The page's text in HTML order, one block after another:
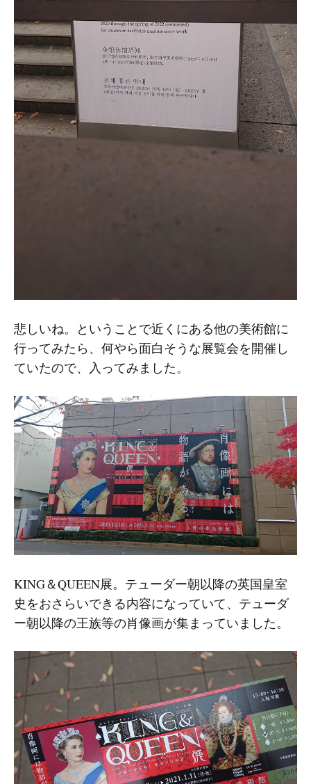
悲しいね。ということで近くにある他の美術館に
行ってみたら、何やら面白そうな展覧会を開催し
ていたので、入ってみました。
KING＆QUEEN展。テューダー朝以降の英国皇室
史をおさらいできる内容になっていて、テューダ
ー朝以降の王族等の肖像画が集まっていました。